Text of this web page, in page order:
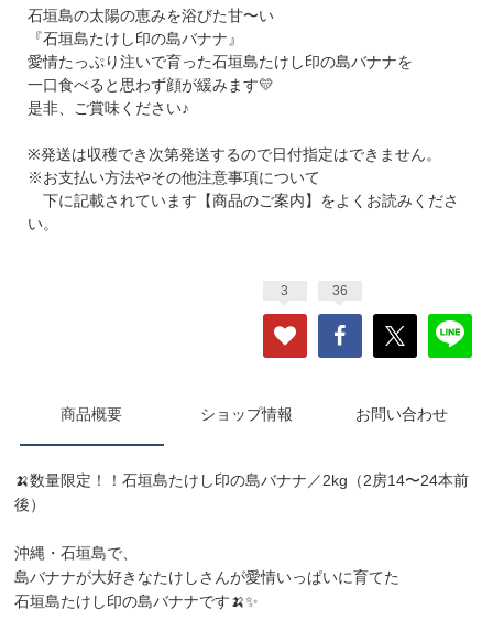
石垣島の太陽の恵みを浴びた甘〜い
『石垣島たけし印の島バナナ』
愛情たっぷり注いで育った石垣島たけし印の島バナナを
一口食べると思わず顔が緩みます💛
是非、ご賞味ください♪
※発送は収穫でき次第発送するので日付指定はできません。
※お支払い方法やその他注意事項について
下に記載されています【商品のご案内】をよくお読みくださ
い。
3 36
商品概要 ショップ情報 お問い合わせ
🍌数量限定！！石垣島たけし印の島バナナ／2kg（2房14〜24本前
後）
沖縄・石垣島で、
島バナナが大好きなたけしさんが愛情いっぱいに育てた
石垣島たけし印の島バナナです🍌✨